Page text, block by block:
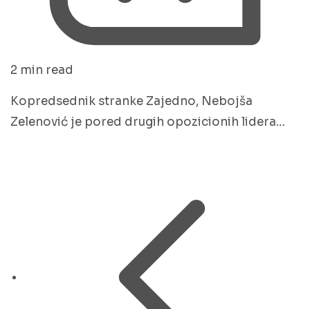
2 min read
Kopredsednik stranke Zajedno, Nebojša
Zelenović je pored drugih opozicionih lidera…